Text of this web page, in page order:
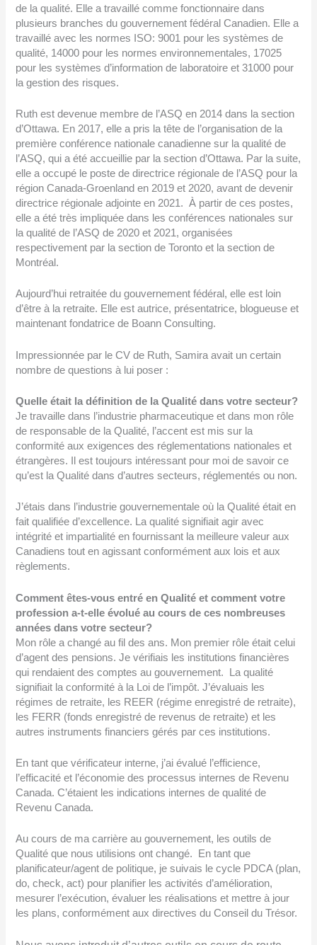
de la qualité. Elle a travaillé comme fonctionnaire dans
plusieurs branches du gouvernement fédéral Canadien. Elle a
travaillé avec les normes ISO: 9001 pour les systèmes de
qualité, 14000 pour les normes environnementales, 17025
pour les systèmes d’information de laboratoire et 31000 pour
la gestion des risques.
Ruth est devenue membre de l’ASQ en 2014 dans la section
d’Ottawa. En 2017, elle a pris la tête de l’organisation de la
première conférence nationale canadienne sur la qualité de
l’ASQ, qui a été accueillie par la section d’Ottawa. Par la suite,
elle a occupé le poste de directrice régionale de l’ASQ pour la
région Canada-Groenland en 2019 et 2020, avant de devenir
directrice régionale adjointe en 2021. À partir de ces postes,
elle a été très impliquée dans les conférences nationales sur
la qualité de l’ASQ de 2020 et 2021, organisées
respectivement par la section de Toronto et la section de
Montréal.
Aujourd’hui retraitée du gouvernement fédéral, elle est loin
d’être à la retraite. Elle est autrice, présentatrice, blogueuse et
maintenant fondatrice de Boann Consulting.
Impressionnée par le CV de Ruth, Samira avait un certain
nombre de questions à lui poser :
Quelle était la définition de la Qualité dans votre secteur?
Je travaille dans l’industrie pharmaceutique et dans mon rôle
de responsable de la Qualité, l’accent est mis sur la
conformité aux exigences des réglementations nationales et
étrangères. Il est toujours intéressant pour moi de savoir ce
qu’est la Qualité dans d’autres secteurs, réglementés ou non.
J’étais dans l’industrie gouvernementale où la Qualité était en
fait qualifiée d’excellence. La qualité signifiait agir avec
intégrité et impartialité en fournissant la meilleure valeur aux
Canadiens tout en agissant conformément aux lois et aux
règlements.
Comment êtes-vous entré en Qualité et comment votre
profession a-t-elle évolué au cours de ces nombreuses
années dans votre secteur?
Mon rôle a changé au fil des ans. Mon premier rôle était celui
d’agent des pensions. Je vérifiais les institutions financières
qui rendaient des comptes au gouvernement. La qualité
signifiait la conformité à la Loi de l’impôt. J’évaluais les
régimes de retraite, les REER (régime enregistré de retraite),
les FERR (fonds enregistré de revenus de retraite) et les
autres instruments financiers gérés par ces institutions.
En tant que vérificateur interne, j’ai évalué l’efficience,
l’efficacité et l’économie des processus internes de Revenu
Canada. C’étaient les indications internes de qualité de
Revenu Canada.
Au cours de ma carrière au gouvernement, les outils de
Qualité que nous utilisions ont changé. En tant que
planificateur/agent de politique, je suivais le cycle PDCA (plan,
do, check, act) pour planifier les activités d’amélioration,
mesurer l’exécution, évaluer les réalisations et mettre à jour
les plans, conformément aux directives du Conseil du Trésor.